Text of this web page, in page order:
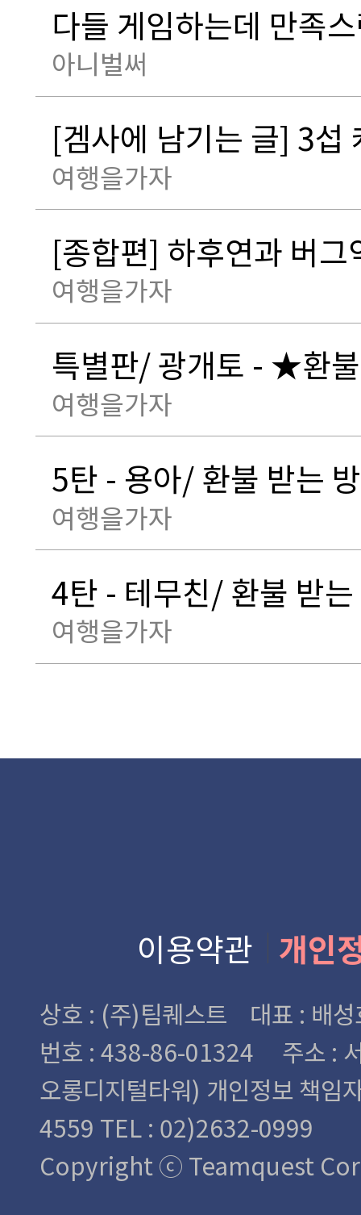
다들 게임하는데 만족
아니벌써
[겜사에 남기는 글] 3
여행을가자
[종합편] 하후연과 버
여행을가자
특별판/ 광개토 - ★환
여행을가자
5탄 - 용아/ 환불 받는
여행을가자
4탄 - 테무친/ 환불 받
여행을가자
이용약관 개인
상호 : (주)팀퀘스트 대표 : 배
번호 : 438-86-01324
주소 :
오롱디지털타워) 개인정보 책
4559 TEL : 02)2632-0999
Copyright ⓒ Teamquest